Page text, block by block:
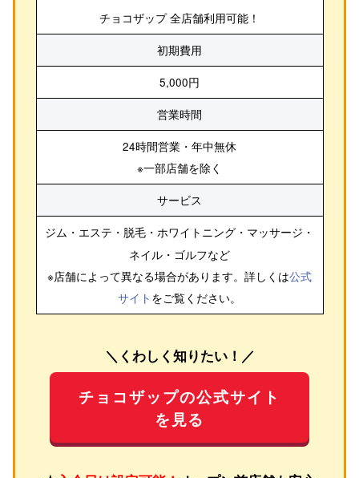
チョコザップ 全店舗利用可能！
初期費用
5,000円
営業時間
24時間営業・年中無休
※一部店舗を除く
サービス
ジム・エステ・脱毛・ホワイトニング・マッサージ・
ネイル・ゴルフなど
※店舗によって異なる場合があります。詳しくは公式
サイト をご覧ください。
＼くわしく知りたい！／
チョコザップの公式サイト
を見る